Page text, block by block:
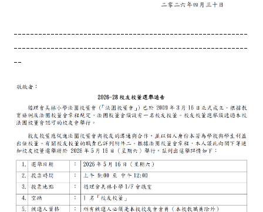
---------------------------------------------------------
---------------------------------------------------------
--